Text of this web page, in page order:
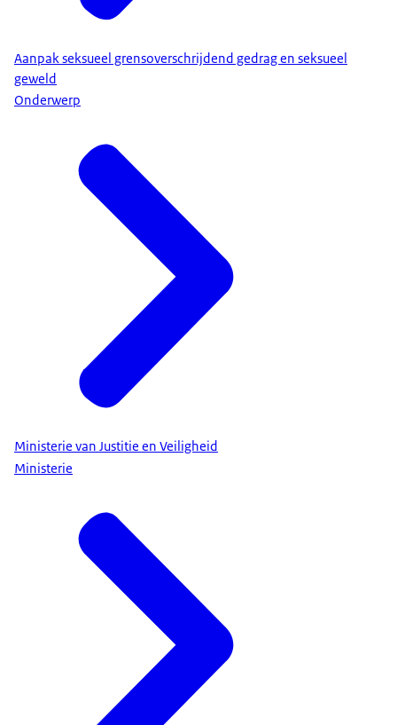
Aanpak seksueel grensoverschrijdend gedrag en seksueel
geweld
Onderwerp
Ministerie van Justitie en Veiligheid
Ministerie